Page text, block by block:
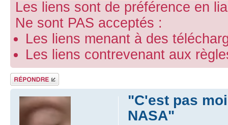
Les liens sont de préférence en
Ne sont PAS acceptés :
Les liens menant à des
Les liens contrevenant aux
Répondre
"C'est pas
NASA"